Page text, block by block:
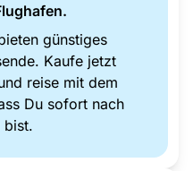
günstiges
Kaufe jetzt
reise mit dem
Du sofort nach
bist.